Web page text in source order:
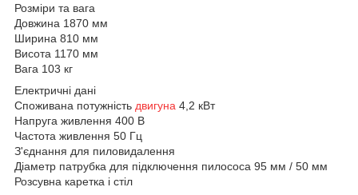
Розміри та вага
Довжина 1870 мм
Ширина 810 мм
Висота 1170 мм
Вага 103 кг
Електричні дані
Споживана потужність двигуна 4,2 кВт
Напруга живлення 400 В
Частота живлення 50 Гц
З'єднання для пиловидалення
Діаметр патрубка для підключення пилососа 95 мм / 50 мм
Розсувна каретка і стіл